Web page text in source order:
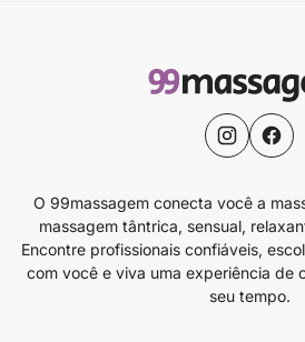
O 99massagem conecta você a
massagem tântrica, sensual,
Encontre profissionais confiáveis,
com você e viva uma experiência de
seu tempo.